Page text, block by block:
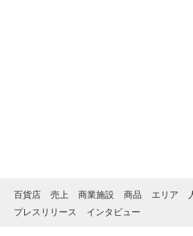
百貨店 売上 商業施設 商品 エリア
プレスリリース
インタビュー